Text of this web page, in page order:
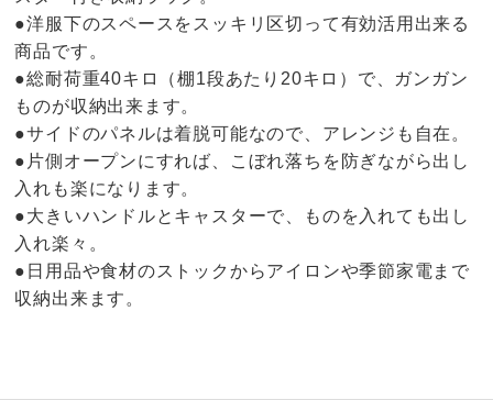
●洋服下のスペースをスッキリ区切って有効活用出来る
商品です。
●総耐荷重40キロ（棚1段あたり20キロ）で、ガンガン
ものが収納出来ます。
●サイドのパネルは着脱可能なので、アレンジも自在。
●片側オープンにすれば、こぼれ落ちを防ぎながら出し
入れも楽になります。
●大きいハンドルとキャスターで、ものを入れても出し
入れ楽々。
●日用品や食材のストックからアイロンや季節家電まで
収納出来ます。